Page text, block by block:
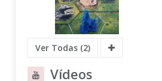
Ver Todas (2)
Vídeos